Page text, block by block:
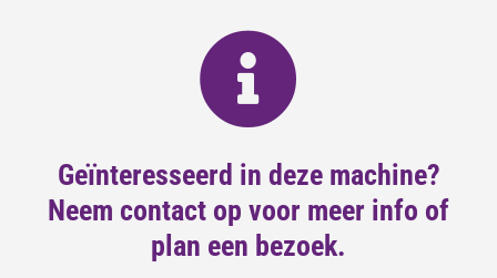
Geïnteresseerd in deze machine?
Neem contact op voor meer info of
plan een bezoek.